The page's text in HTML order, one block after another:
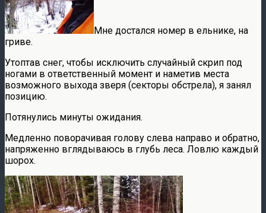
Мне достался номер в ельнике, на
гриве.
Утоптав снег, чтобы исключить случайный скрип под
ногами в ответственный момент и наметив места
возможного выхода зверя (секторы обстрела), я занял
позицию.
Потянулись минуты ожидания.
Медленно поворачивая голову слева направо и обратно,
напряженно вглядываюсь в глубь леса. Ловлю каждый
шорох.